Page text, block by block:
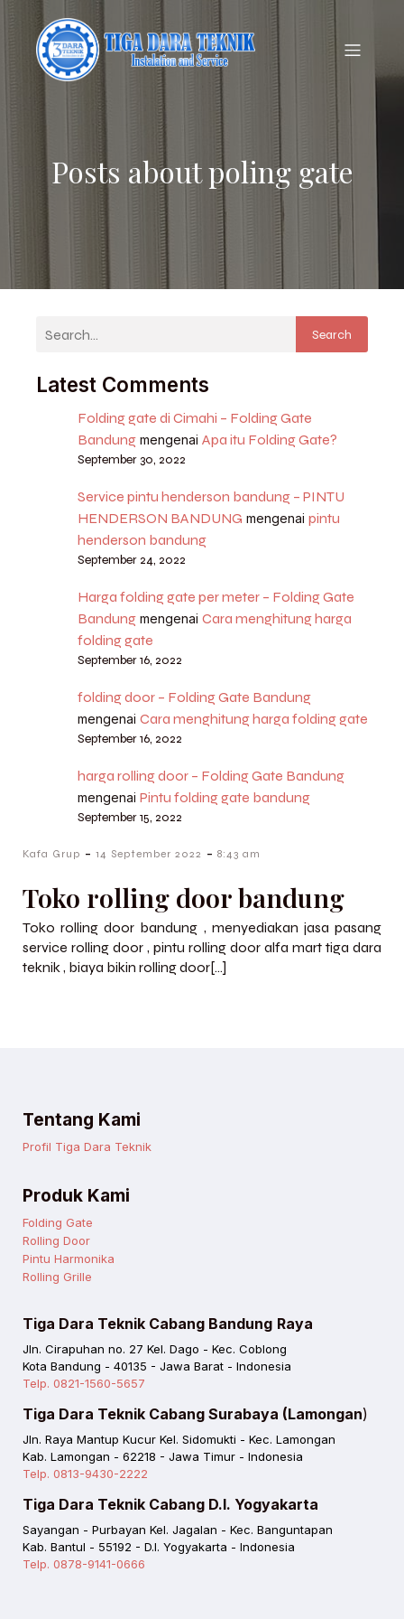
Posts about poling gate
Search
Latest Comments
Folding gate di Cimahi – Folding Gate
Bandungmengenai Apa itu Folding Gate?
September 30, 2022
Service pintu henderson bandung – PINTU
HENDERSON BANDUNG mengenai pintu
henderson bandung
September 24, 2022
Harga folding gate per meter – Folding Gate
Bandungmengenai Cara menghitung harga
folding gate
September 16, 2022
folding door – Folding Gate Bandung
mengenai Cara menghitung harga folding gate
September 16, 2022
harga rolling door – Folding Gate Bandung
mengenai Pintu folding gate bandung
September 15, 2022
Kafa Grup - 14 September 2022 - 8:43 am
Toko rolling door bandung
Toko rolling door bandung , menyediakan jasa pasang
service rolling door , pintu rolling door alfa mart tiga dara
teknik , biaya bikin rolling door[…]
Tentang Kami
Profil Tiga Dara Teknik
Produk Kami
Folding Gate
Rolling Door
Pintu Harmonika
Rolling Grille
Tiga Dara Teknik Cabang Bandung Raya
Jln. Cirapuhan no. 27 Kel. Dago - Kec. Coblong
Kota Bandung - 40135 - Jawa Barat - Indonesia
Telp. 0821-1560-5657
Tiga Dara Teknik Cabang Surabaya (Lamongan)
Jln. Raya Mantup Kucur Kel. Sidomukti - Kec. Lamongan
Kab. Lamongan - 62218 - Jawa Timur - Indonesia
Telp. 0813-9430-2222
Tiga Dara Teknik Cabang D.I. Yogyakarta
Sayangan - Purbayan Kel. Jagalan - Kec. Banguntapan
Kab. Bantul - 55192 - D.I. Yogyakarta - Indonesia
Telp. 0878-9141-0666